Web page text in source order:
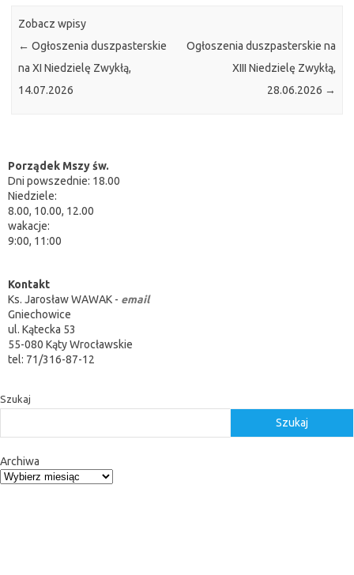
Zobacz wpisy
← Ogłoszenia duszpasterskie
na XI Niedzielę Zwykłą,
14.07.2026
Ogłoszenia duszpasterskie na
XIII Niedzielę Zwykłą,
28.06.2026 →
Porządek Mszy św.
Dni powszednie: 18.00
Niedziele:
8.00, 10.00, 12.00
wakacje:
9:00, 11:00
Kontakt
Ks. Jarosław WAWAK - email
Gniechowice
ul. Kątecka 53
55-080 Kąty Wrocławskie
tel: 71/316-87-12
Szukaj
Szukaj
Archiwa